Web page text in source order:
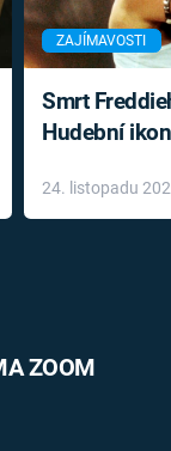
ZAJÍMAVOSTI
Smrt
Hudební
léky
24. listopadu
ZOOM